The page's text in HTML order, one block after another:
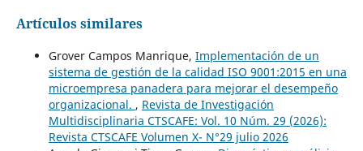
Artículos similares
Grover Campos Manrique, Implementación de un
sistema de gestión de la calidad ISO 9001:2015 en una
microempresa panadera para mejorar el desempeño
organizacional. , Revista de Investigación
Multidisciplinaria CTSCAFE: Vol. 10 Núm. 29 (2026):
Revista CTSCAFE Volumen X- N°29 julio 2026